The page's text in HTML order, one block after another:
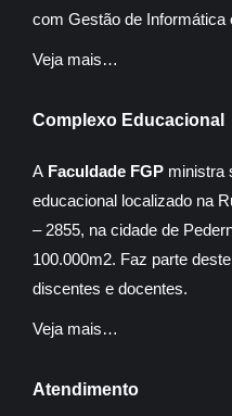
com Gestão de
Veja mais…
Complexo Educacional
A Faculdade FGP ministra
educacional localizado na
– 2855, na cidade de
100.000m2. Faz parte
discentes e docentes.
Veja mais…
Atendimento